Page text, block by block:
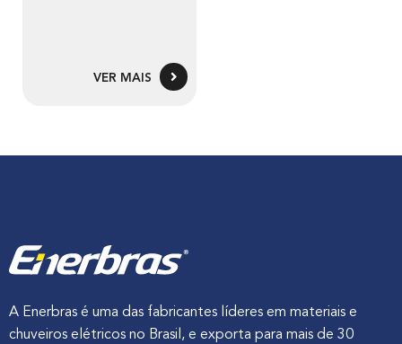
VER MAIS
A Enerbras é uma das fabricantes líderes em materiais e
chuveiros elétricos no Brasil, e exporta para mais de 30